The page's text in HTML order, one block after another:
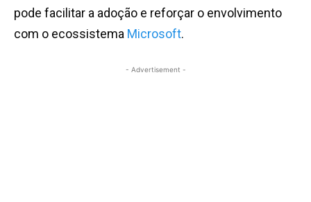
pode facilitar a adoção e reforçar o envolvimento
com o ecossistema Microsoft.
- Advertisement -